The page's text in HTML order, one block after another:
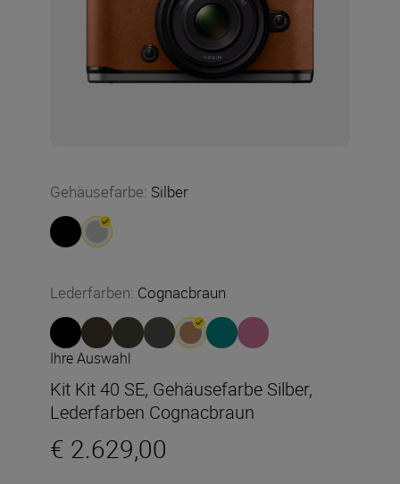
Gehäusefarbe: Silber
Lederfarben: Cognacbraun
Ihre Auswahl
Kit Kit 40 SE, Gehäusefarbe Silber,
Lederfarben Cognacbraun
€ 2.629,00